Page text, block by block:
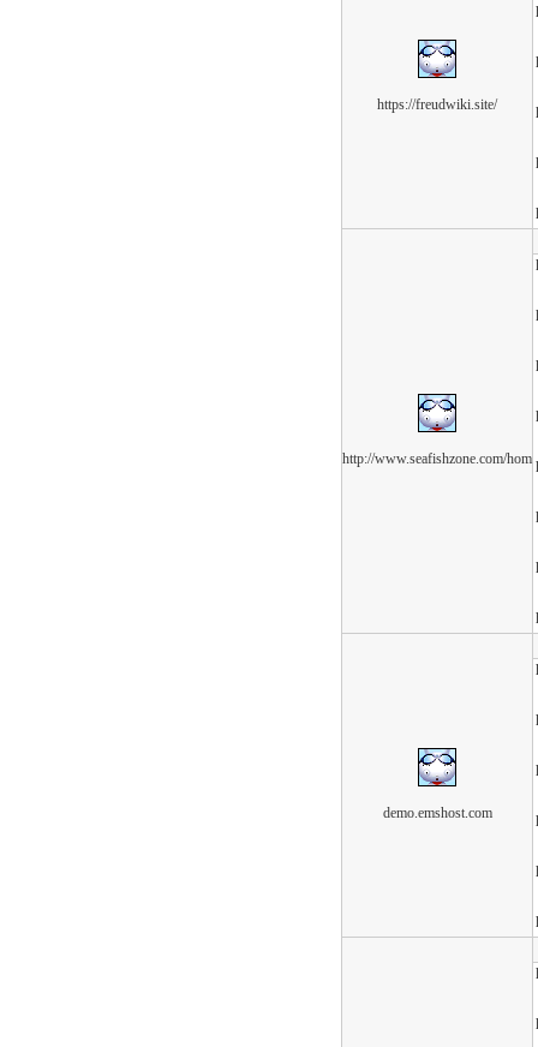
https://freudwiki.site/
http://www.seafishzone.com/hom
demo.emshost.com